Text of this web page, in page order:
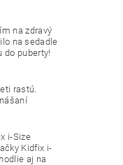
na zdravý
na sedadle
do puberty!
rastú.
i-Size
Kidfix i-
aj na